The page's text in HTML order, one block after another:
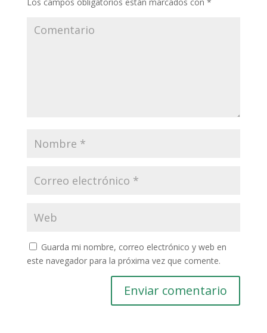
Guarda mi nombre, correo electrónico y web en
este navegador para la próxima vez que comente.